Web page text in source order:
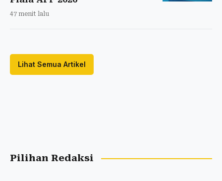
47 menit lalu
Lihat Semua Artikel
Pilihan Redaksi